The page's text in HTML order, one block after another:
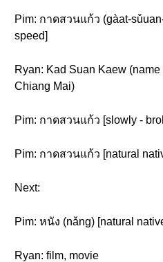
Pim: กาดสวนแก้ว (gàat-
speed]
Ryan: Kad Suan Kaew
Chiang Mai)
Pim: กาดสวนแก้ว [slowly -
Pim: กาดสวนแก้ว [natural
Next:
Pim: หนัง (nǎng) [natural
Ryan: film, movie